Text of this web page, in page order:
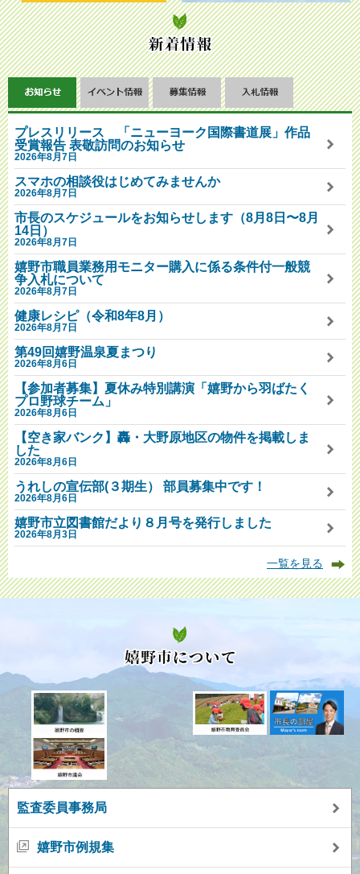
プレスリリース 「ニューヨーク国際書道展」作品
受賞報告 表敬訪問のお知らせ
2026年8月7日
スマホの相談役はじめてみませんか
2026年8月7日
市長のスケジュールをお知らせします（8月8日〜8月
14日）
2026年8月7日
嬉野市職員業務用モニター購入に係る条件付一般競
争入札について
2026年8月7日
健康レシピ（令和8年8月）
2026年8月7日
第49回嬉野温泉夏まつり
2026年8月6日
【参加者募集】夏休み特別講演「嬉野から羽ばたく
プロ野球チーム」
2026年8月6日
【空き家バンク】轟・大野原地区の物件を掲載しま
した
2026年8月6日
うれしの宣伝部(３期生） 部員募集中です！
2026年8月6日
嬉野市立図書館だより８月号を発行しました
2026年8月3日
一覧を見る
監査委員事務局
嬉野市例規集